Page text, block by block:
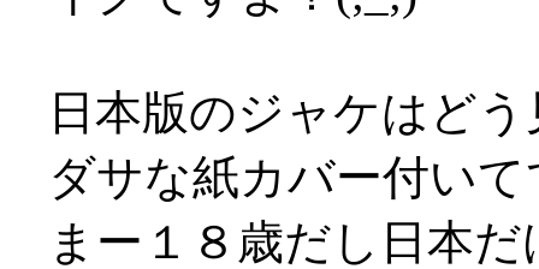
日本版のジャケはど
ダサな紙カバー付い
まー１８歳だし日本